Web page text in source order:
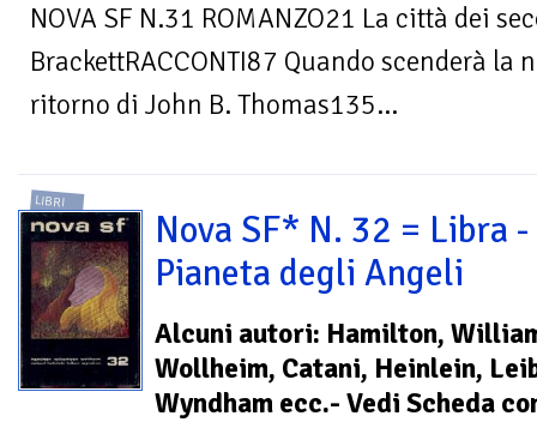
NOVA SF N.31 ROMANZO21 La città dei
BrackettRACCONTI87 Quando scenderà
ritorno di John B. Thomas135...
LIBRI
Nova SF* N. 32 = Libra
Pianeta degli Angeli
Alcuni autori: Hamilton,
Wollheim, Catani, Heinlein,
Wyndham ecc.- Vedi Scheda